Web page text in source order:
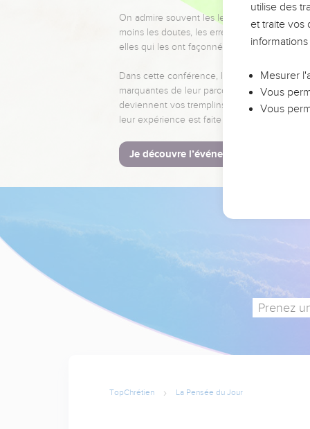
On admire souvent les leaders pour leurs
moins les doutes, les erreurs et les saisons
elles qui les ont façonnés.
Dans cette conférence, leaders,
marquantes de leur parcours et les clés
deviennent vos tremplins. Que vous
leur expérience est faite pour vous.
Je découvre l’événement
Prenez
TopChrétien La Pensée du Jour
utilise des
et traite vos
Mesurer
Vous
Vous